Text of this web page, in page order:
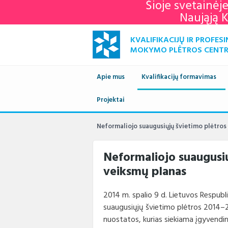
Šioje
Naująją
KVALIFIKACIJŲ IR
MOKYMO PLĖTROS
Apie mus
Naujienos
Apie mus
Struktūra ir kontaktai
Paslaugos
Teisės aktai
Kvalifikacijų formavimas
Standartai
Naudingos nuorodos
Terminų žodynas
Projektai
Vykdomi projektai
Neformaliojo suaugusiųjų švietimo plėtros
Neformaliojo
veiksmų planas
2014 m. spalio 9 d. Lietuvos
suaugusiųjų švietimo plėtros
nuostatos, kurias siekiama